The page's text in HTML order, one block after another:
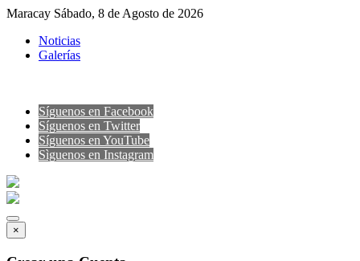
Maracay Sábado, 8 de Agosto de 2026
Noticias
Galerías
Síguenos en Facebook
Síguenos en Twitter
Síguenos en YouTube
Sìguenos en Instagram
×